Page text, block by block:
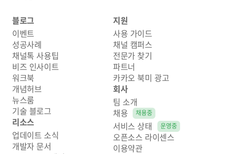
블로그
이벤트
성공사례
채널톡 사용팁
비즈 인사이트
워크북
개념허브
뉴스룸
기술 블로그
리소스
업데이트 소식
개발자 문서
지원
사용 가이드
채널 캠퍼스
전문가 찾기
파트너
카카오 북미 광고
회사
팀 소개
채용
채용중
서비스 상태 운영중
오픈소스 라이센스
이용약관